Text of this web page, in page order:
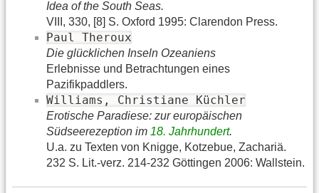
Idea of the South Seas.
VIII, 330, [8] S. Oxford 1995: Clarendon Press.
Paul Theroux
Die glücklichen Inseln Ozeaniens
Erlebnisse und Betrachtungen eines
Pazifikpaddlers.
Williams, Christiane Küchler
Erotische Paradiese: zur europäischen
Südseerezeption im 18. Jahrhundert.
U.a. zu Texten von Knigge, Kotzebue, Zachariä.
232 S. Lit.-verz. 214-232 Göttingen 2006: Wallstein.